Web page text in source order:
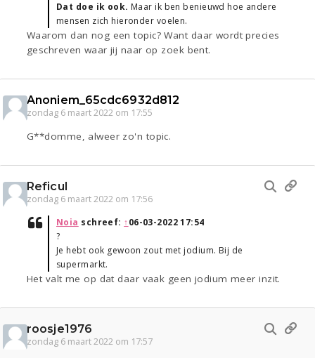
Dat doe ik ook. Maar ik ben benieuwd hoe andere
mensen zich hieronder voelen.
Waarom dan nog een topic? Want daar wordt precies
geschreven waar jij naar op zoek bent.
Anoniem_65cdc6932d812
zondag 6 maart 2022 om 17:55
G**domme, alweer zo'n topic.
Reficul
zondag 6 maart 2022 om 17:56
Noia schreef: ↑06-03-2022 17:54
?
Je hebt ook gewoon zout met jodium. Bij de
supermarkt.
Het valt me op dat daar vaak geen jodium meer inzit.
roosje1976
zondag 6 maart 2022 om 17:57